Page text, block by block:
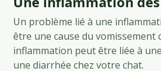
Un problème lié à une
être une cause du vomissement
inflammation peut être liée à
une diarrhée chez votre chat.